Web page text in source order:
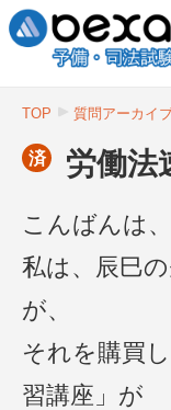
TOP 質問アーカイ
済 労働法
こんばんは、
私は、辰巳
が、
それを購買
習講座」が